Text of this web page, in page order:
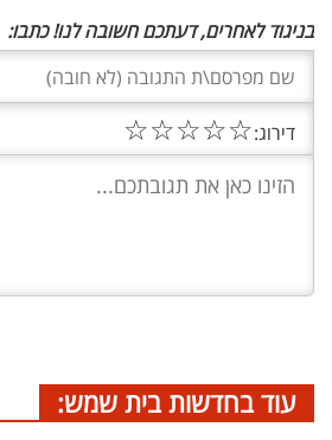
בניגוד לאחרים, דעתכם חשובה לנו! כתבו:
דירוג:☆
☆
☆
☆
☆
עוד בחדשות בית שמש: